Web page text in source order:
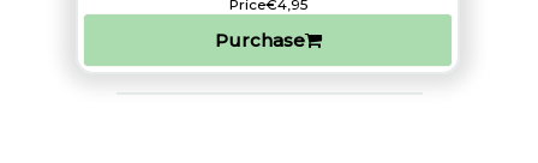
Price€4,95
Purchase